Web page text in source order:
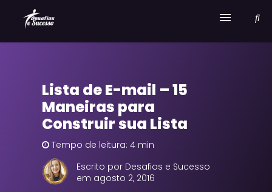
Serviços
Sobre Desafios e Sucesso
Lista de E-mail – 15
Maneiras para
Construir sua Lista
Tempo de leitura: 4 min
Escrito por Desafios e Sucesso
em agosto 2, 2016